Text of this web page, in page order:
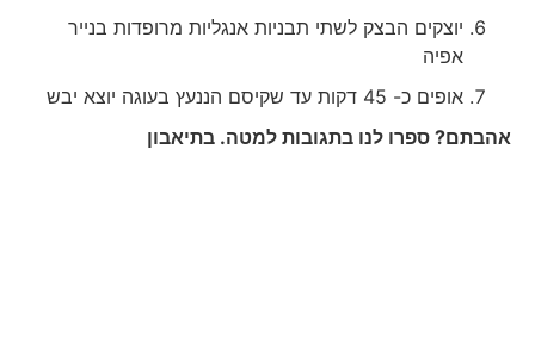
יוצקים הבצק לשתי תבניות אנגליות מרופדות בנייר
אפיה
אופים כ- 45 דקות עד שקיסם הננעץ בעוגה יוצא יבש
אהבתם? ספרו לנו בתגובות למטה. בתיאבון